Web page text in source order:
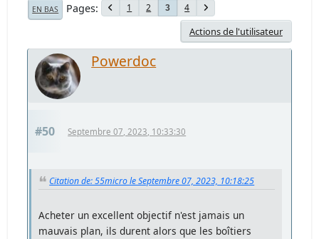
EN BAS Pages 1 2 3 4
Actions de l'utilisateur
Powerdoc
#50 Septembre 07, 2023, 10:33:30
Citation de: 55micro le Septembre 07, 2023, 10:18:25
Acheter un excellent objectif n'est jamais un
mauvais plan, ils durent alors que les boîtiers